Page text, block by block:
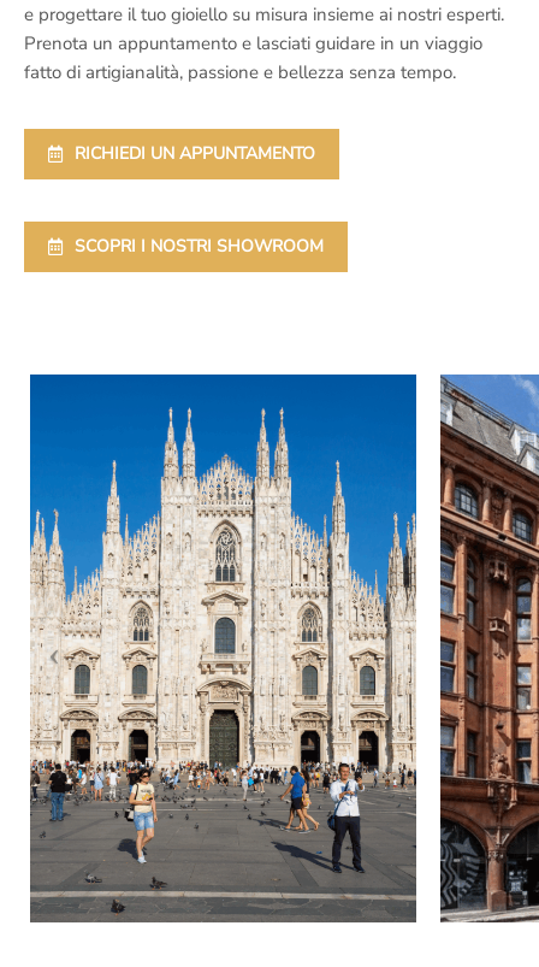
e progettare il tuo gioiello su misura insieme ai nostri esperti.
Prenota un appuntamento e lasciati guidare in un viaggio
fatto di artigianalità, passione e bellezza senza tempo.
RICHIEDI UN APPUNTAMENTO
SCOPRI I NOSTRI SHOWROOM